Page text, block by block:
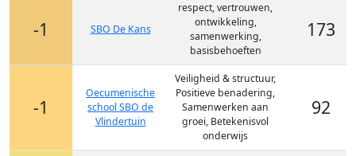
-1 SBO De Kans
respect, vertrouwen,
ontwikkeling,
samenwerking,
basisbehoeften
173
-1
Oecumenische
school SBO de
Vlindertuin
Veiligheid & structuur,
Positieve benadering,
Samenwerken aan
groei, Betekenisvol
onderwijs
92